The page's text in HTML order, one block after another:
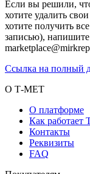
Если вы решили,
хотите удалить
хотите получить
записью),
Ссылка на полный
О Т-МЕТ
О платформе
Как
Контакты
Реквизиты
FAQ